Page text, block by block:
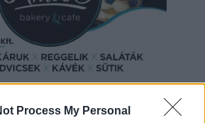
Process My Personal